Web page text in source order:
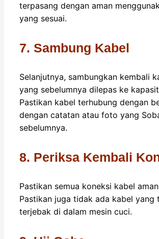
terpasang dengan aman
yang sesuai.
7. Sambung Kabel
Selanjutnya, sambungkan kembali
yang sebelumnya dilepas ke
Pastikan kabel terhubung dengan
dengan catatan atau foto yang
sebelumnya.
8. Periksa Kembali
Pastikan semua koneksi kabel
Pastikan juga tidak ada kabel yang
terjebak di dalam mesin cuci.